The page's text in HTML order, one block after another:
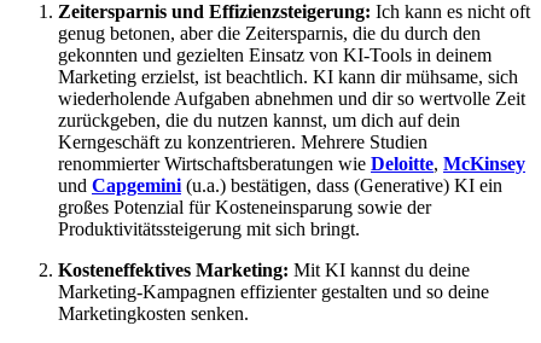
Zeitersparnis und Effizienzsteigerung: Ich kann es nicht oft
genug betonen, aber die Zeitersparnis, die du durch den
gekonnten und gezielten Einsatz von KI-Tools in deinem
Marketing erzielst, ist beachtlich. KI kann dir mühsame, sich
wiederholende Aufgaben abnehmen und dir so wertvolle Zeit
zurückgeben, die du nutzen kannst, um dich auf dein
Kerngeschäft zu konzentrieren. Mehrere Studien
renommierter Wirtschaftsberatungen wie Deloitte, McKinsey
und Capgemini(u.a.) bestätigen, dass (Generative) KI ein
großes Potenzial für Kosteneinsparung sowie der
Produktivitätssteigerung mit sich bringt.
Kosteneffektives Marketing: Mit KI kannst du deine
Marketing-Kampagnen effizienter gestalten und so deine
Marketingkosten senken.